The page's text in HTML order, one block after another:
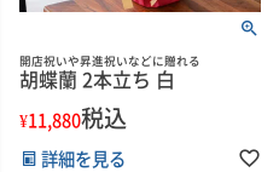
開店祝いや昇進祝いなどに贈れる
胡蝶蘭 2本立ち 白
¥11,880税込
詳細を見る